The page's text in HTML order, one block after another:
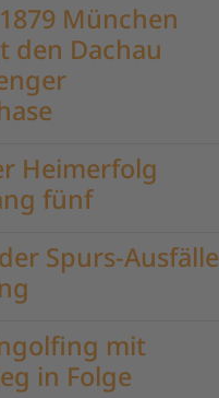
München
den Dachau
Heimerfolg
fünf
Spurs-Ausfälle
mit
in Folge